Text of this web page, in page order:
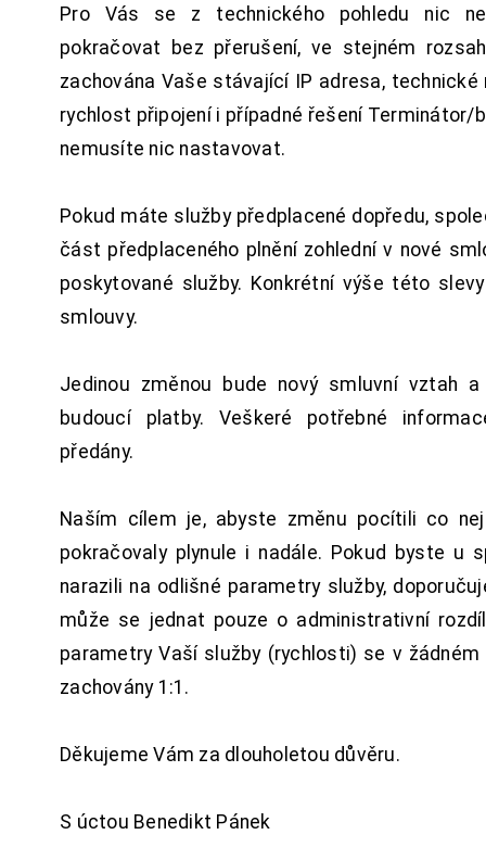
Pro Vás se z technického pohledu nic
pokračovat bez přerušení, ve stejném
zachována Vaše stávající IP adresa, technické
rychlost připojení i případné řešení Terminátor/
nemusíte nic nastavovat.
Pokud máte služby předplacené dopředu,
část předplaceného plnění zohlední v nové
poskytované služby. Konkrétní výše této
smlouvy.
Jedinou změnou bude nový smluvní vztah
budoucí platby. Veškeré potřebné
předány.
Naším cílem je, abyste změnu pocítili co
pokračovaly plynule i nadále. Pokud byste u
narazili na odlišné parametry služby,
může se jednat pouze o administrativní
parametry Vaší služby (rychlosti) se v
zachovány 1:1.
Děkujeme Vám za dlouholetou důvěru.
S úctou Benedikt Pánek